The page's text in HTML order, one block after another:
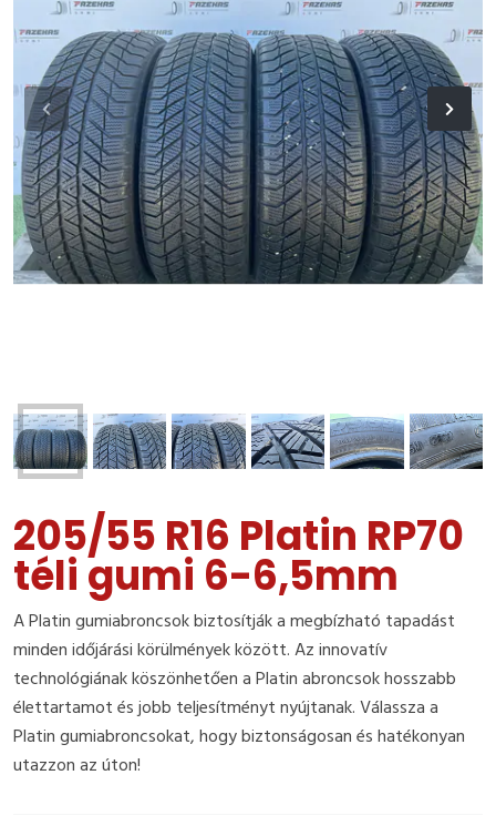
205/55 R16 Platin RP70
téli gumi 6-6,5mm
A Platin gumiabroncsok biztosítják a megbízható tapadást
minden időjárási körülmények között. Az innovatív
technológiának köszönhetően a Platin abroncsok hosszabb
élettartamot és jobb teljesítményt nyújtanak. Válassza a
Platin gumiabroncsokat, hogy biztonságosan és hatékonyan
utazzon az úton!